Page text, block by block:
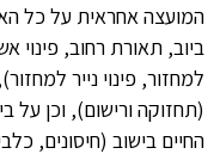
המועצה אחראית על כל
ביוב, תאורת רחוב, פינוי
למחזור, פינוי נייר
(תחזוקה ורישום), וכן
החיים בישוב (חיסונים,